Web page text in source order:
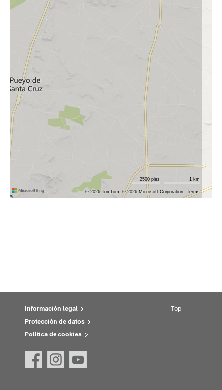
Información legal
Protección de datos
Política de cookies
Top